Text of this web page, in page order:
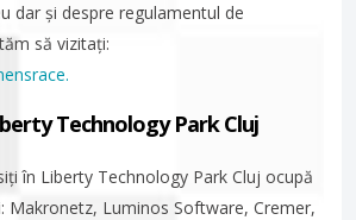
dar și despre regulamentul de
să vizitați:
Technology Park Cluj
în Liberty Technology Park Cluj ocupă
Makronetz, Luminos Software, Cremer,